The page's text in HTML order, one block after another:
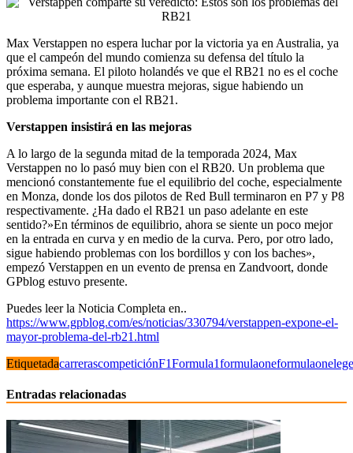
Max Verstappen no espera luchar por la victoria ya en Australia, ya
que el campeón del mundo comienza su defensa del título la
próxima semana. El piloto holandés ve que el RB21 no es el coche
que esperaba, y aunque muestra mejoras, sigue habiendo un
problema importante con el RB21.
Verstappen insistirá en las mejoras
A lo largo de la segunda mitad de la temporada 2024, Max
Verstappen no lo pasó muy bien con el RB20. Un problema que
mencionó constantemente fue el equilibrio del coche, especialmente
en Monza, donde los dos pilotos de Red Bull terminaron en P7 y P8
respectivamente. ¿Ha dado el RB21 un paso adelante en este
sentido?»En términos de equilibrio, ahora se siente un poco mejor
en la entrada en curva y en medio de la curva. Pero, por otro lado,
sigue habiendo problemas con los bordillos y con los baches»,
empezó Verstappen en un evento de prensa en Zandvoort, donde
GPblog estuvo presente.
Puedes leer la Noticia Completa en..
https://www.gpblog.com/es/noticias/330794/verstappen-expone-el-
mayor-problema-del-rb21.html
EtiquetadacarrerascompeticiónF1Formula1formulaone
Entradas relacionadas